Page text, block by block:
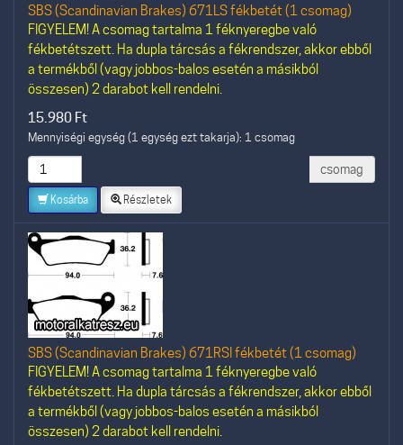
SBS (Scandinavian Brakes) 671LS fékbetét (1 csomag)
FIGYELEM! A csomag tartalma 1 féknyeregbe való
fékbetétszett. Ha dupla tárcsás a fékrendszer, akkor ebből
a termékből (vagy jobbos-balos esetén a másikból
összesen) 2 darabot kell rendelni.
15.980 Ft
Mennyiségi egység (1 egység ezt takarja): 1 csomag
csomag
Kosárba Részletek
SBS (Scandinavian Brakes) 671RSI fékbetét (1 csomag)
FIGYELEM! A csomag tartalma 1 féknyeregbe való
fékbetétszett. Ha dupla tárcsás a fékrendszer, akkor ebből
a termékből (vagy jobbos-balos esetén a másikból
összesen) 2 darabot kell rendelni.